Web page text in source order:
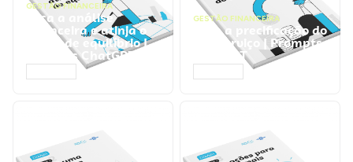
GESTÃO FINANCEIRA
Faça a análise
financeira e atinja o
ponto de equilíbrio |
Prompts ChatGPT
GESTÃO FINANCEIRA
Faça a precificação do
seu serviço | Prompts
ChatGPT